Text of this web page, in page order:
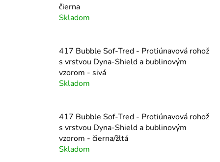
čierna
Skladom
417 Bubble Sof-Tred - Protiúnavová rohož
s vrstvou Dyna-Shield a bublinovým
vzorom - sivá
Skladom
417 Bubble Sof-Tred - Protiúnavová rohož
s vrstvou Dyna-Shield a bublinovým
vzorom - čierna/žltá
Skladom